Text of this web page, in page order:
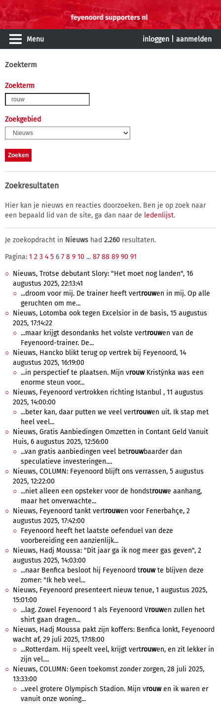
Menu inloggen aanmelden
Zoekterm
Zoekterm
Zoekgebied
Zoekresultaten
Hier kan je nieuws en reacties doorzoeken. Ben je op zoek naar
een bepaald lid van de site, ga dan naar de ledenlijst.
Je zoekopdracht in Nieuws had 2.260 resultaten.
Pagina: 1 2 3 4 5 6 7 8 9 10 ... 87 88 89 90 91
Nieuws, Trotse debutant Slory: "Het moet nog landen", 16
augustus 2025, 22:13:41
...droom voor mij. De trainer heeft vertrouwen in mij. Op alle
geruchten om me...
Nieuws, Lotomba ook tegen Excelsior in de basis, 15 augustus
2025, 17:14:22
...maar krijgt desondanks het volste vertrouwen van de
Feyenoord-trainer. De...
Nieuws, Hancko blikt terug op vertrek bij Feyenoord, 14
augustus 2025, 16:19:00
...in perspectief te plaatsen. Mijn vrouwKristýnka was een
enorme steun voor...
Nieuws, Feyenoord vertrokken richting Istanbul , 11 augustus
2025, 14:00:00
...beter kan, daar putten we veel vertrouwen uit. Ik stap met
heel veel...
Nieuws, Gratis Aanbiedingen Omzetten in Contant Geld Vanuit
Huis, 6 augustus 2025, 12:56:00
...van gratis aanbiedingen veel betrouwbaarder dan
speculatieve investeringen....
Nieuws, COLUMN: Feyenoord blijft ons verrassen, 5 augustus
2025, 12:22:00
...niet alleen een opsteker voor de hondstrouwe aanhang,
maar het onverwachte...
Nieuws, Feyenoord tankt vertrouwen voor Fenerbahçe, 2
augustus 2025, 17:42:00
Feyenoord heeft het laatste oefenduel van deze
voorbereiding een aanzienlijk...
Nieuws, Hadj Moussa: "Dit jaar ga ik nog meer gas geven", 2
augustus 2025, 14:03:00
...naar Benfica besloot hij Feyenoord trouwte blijven deze
zomer: "Ik heb veel...
Nieuws, Feyenoord presenteert nieuw tenue, 1 augustus 2025,
15:01:00
...lag. Zowel Feyenoord 1 als Feyenoord Vrouwen zullen het
shirt gaan dragen...
Nieuws, Hadj Moussa pakt zijn koffers: Benfica lonkt, Feyenoord
wacht af, 29 juli 2025, 17:18:00
...Rotterdam. Hij speelt veel, krijgt vertrouwen, en zit lekker in
zijn vel....
Nieuws, COLUMN: Geen toekomst zonder zorgen, 28 juli 2025,
13:33:00
...veel grotere Olympisch Stadion. Mijn vrouwen ik waren er
vanuit onze woning...